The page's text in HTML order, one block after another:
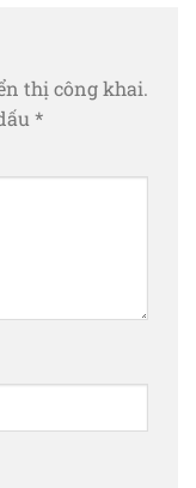
thị công khai.
*